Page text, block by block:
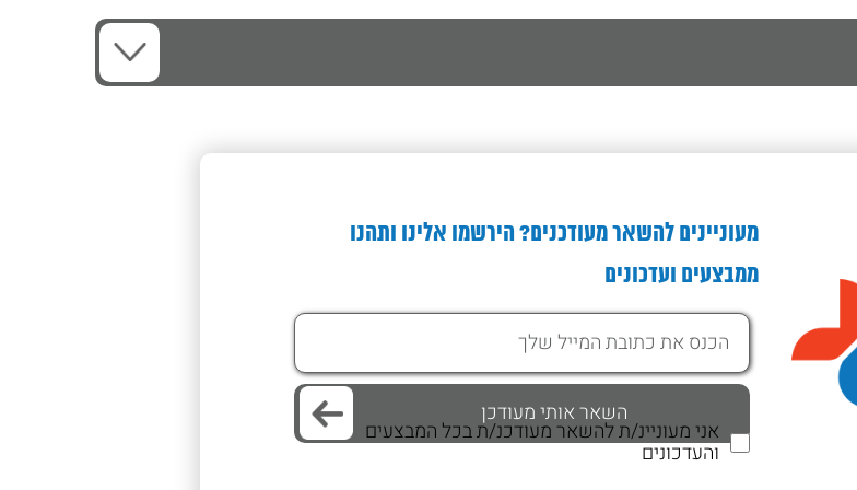
מעוניינים להשאר מעודכנים? הירשמו אלינו ותהנו
ממבצעים ועדכונים
אני מעוניינ/ת להשאר מעודכנ/ת בכל המבצעים
והעדכונים